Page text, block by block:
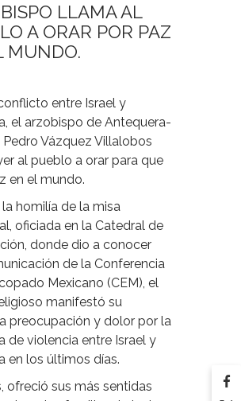
LLAMA AL
A ORAR POR PAZ
MUNDO.
entre Israel y
el arzobispo de Antequera-
Pedro Vázquez Villalobos
al pueblo a orar para que
en el mundo.
homilía de la misa
oficiada en la Catedral de
donde dio a conocer
de la Conferencia
Mexicano (CEM), el
manifestó su
preocupación y dolor por la
de violencia entre Israel y
en los últimos días.
ofreció sus más sentidas